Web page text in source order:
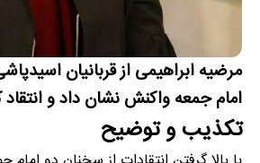
مرضیه ابراهیمی از قربانیان
امام جمعه واکنش نشان داد و انتقاد
تکذیب و توضیح